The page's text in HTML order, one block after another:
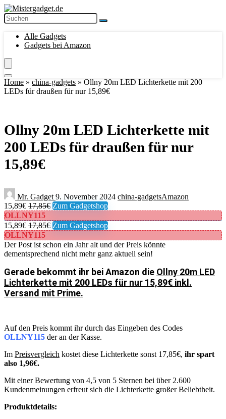
Alle Gadgets
Gadgets bei Amazon
Home » china-gadgets » Ollny 20m LED Lichterkette mit 200
LEDs für draußen für nur 15,89€
Ollny 20m LED Lichterkette mit
200 LEDs für draußen für nur
15,89€
Mr. Gadget 9. November 2024 china-gadgetsAmazon
15,89€ 17,85€ Zum Gadgetshop
OLLNY115
15,89€ 17,85€ Zum Gadgetshop
OLLNY115
Der Post ist schon ein Jahr alt und der Preis könnte
dementsprechend nicht mehr ganz aktuell sein!
Gerade bekommt ihr bei Amazon die Ollny 20m LED
Lichterkette mit 200 LEDs für nur 15,89€ inkl.
Versand mit Prime.
Auf den Preis kommt ihr durch das Eingeben des Codes
OLLNY115 der an der Kasse.
Im Preisvergleich kostet diese Lichterkette sonst 17,85€, ihr spart
also 1,96€.
Mit einer Bewertung von 4,5 von 5 Sternen bei über 2.600
Kundenmeinungen erfreut sich die Lichterkette großer Beliebtheit.
Produktdetails: